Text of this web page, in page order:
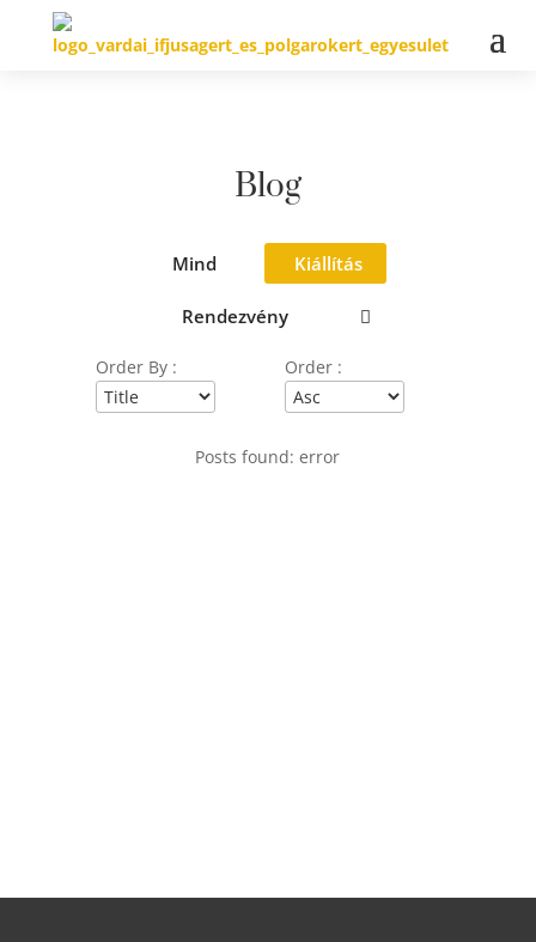
Blog
Mind Kiállítás
Rendezvény
Order By : Order :
Posts found: error